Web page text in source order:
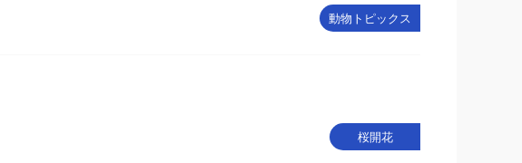
動物トピックス
桜開花